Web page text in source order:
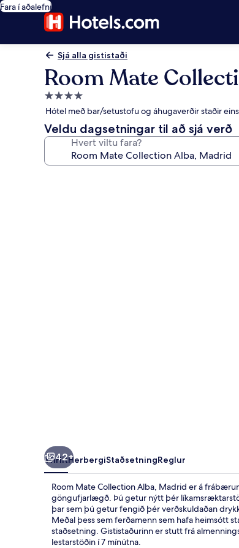
Fara í aðalefni
Sjá alla gististaði
Room Mate
4.0
stjörnu
gististaður
Hótel með bar/setustofu og áhugaverðir staðir
Veldu dagsetningar til að sjá verð
Hvert viltu fara?
42+
YfirlitHerbergiStaðsetningReglur
Room Mate Collection Alba, Madrid er á
göngufjarlægð. Þú getur nýtt þér
þar sem þú getur fengið þér verðskuldaðan
Meðal þess sem ferðamenn sem hafa heimsótt
staðsetning. Gististaðurinn er stutt frá
lestarstöðin í 7 mínútna.